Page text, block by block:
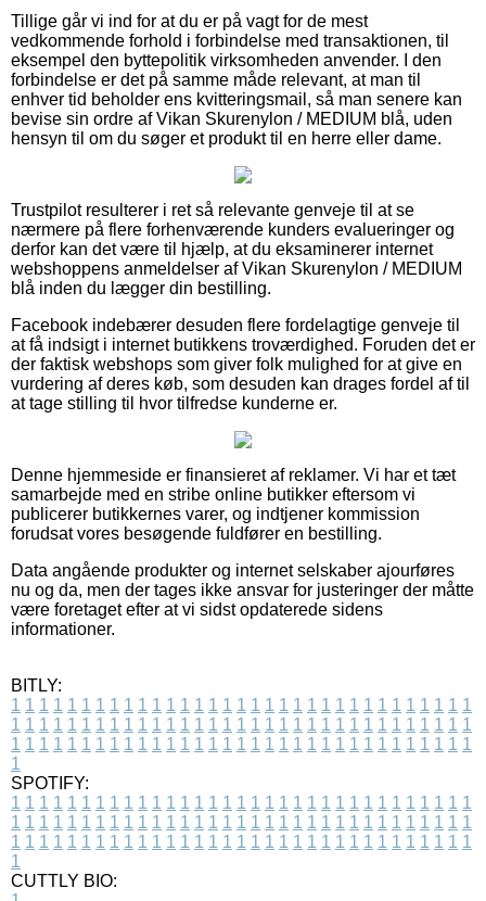
Tillige går vi ind for at du er på vagt for de mest
vedkommende forhold i forbindelse med transaktionen, til
eksempel den byttepolitik virksomheden anvender. I den
forbindelse er det på samme måde relevant, at man til
enhver tid beholder ens kvitteringsmail, så man senere kan
bevise sin ordre af Vikan Skurenylon / MEDIUM blå, uden
hensyn til om du søger et produkt til en herre eller dame.
Trustpilot resulterer i ret så relevante genveje til at se
nærmere på flere forhenværende kunders evalueringer og
derfor kan det være til hjælp, at du eksaminerer internet
webshoppens anmeldelser af Vikan Skurenylon / MEDIUM
blå inden du lægger din bestilling.
Facebook indebærer desuden flere fordelagtige genveje til
at få indsigt i internet butikkens troværdighed. Foruden det er
der faktisk webshops som giver folk mulighed for at give en
vurdering af deres køb, som desuden kan drages fordel af til
at tage stilling til hvor tilfredse kunderne er.
Denne hjemmeside er finansieret af reklamer. Vi har et tæt
samarbejde med en stribe online butikker eftersom vi
publicerer butikkernes varer, og indtjener kommission
forudsat vores besøgende fuldfører en bestilling.
Data angående produkter og internet selskaber ajourføres
nu og da, men der tages ikke ansvar for justeringer der måtte
være foretaget efter at vi sidst opdaterede sidens
informationer.
BITLY:
1 1 1 1 1 1 1 1 1 1 1 1 1 1 1 1 1 1 1 1 1 1 1 1 1 1 1 1 1 1 1 1 1
1 1 1 1 1 1 1 1 1 1 1 1 1 1 1 1 1 1 1 1 1 1 1 1 1 1 1 1 1 1 1 1 1
1 1 1 1 1 1 1 1 1 1 1 1 1 1 1 1 1 1 1 1 1 1 1 1 1 1 1 1 1 1 1 1 1
1
SPOTIFY:
1 1 1 1 1 1 1 1 1 1 1 1 1 1 1 1 1 1 1 1 1 1 1 1 1 1 1 1 1 1 1 1 1
1 1 1 1 1 1 1 1 1 1 1 1 1 1 1 1 1 1 1 1 1 1 1 1 1 1 1 1 1 1 1 1 1
1 1 1 1 1 1 1 1 1 1 1 1 1 1 1 1 1 1 1 1 1 1 1 1 1 1 1 1 1 1 1 1 1
1
CUTTLY BIO: